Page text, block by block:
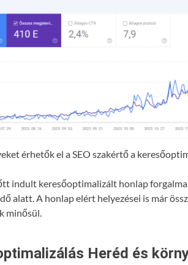
érhetők el a SEO szakértő a
indult keresőoptimalizált honlap
alatt. A honlap elért helyezései is már
minősül.
Heréd és